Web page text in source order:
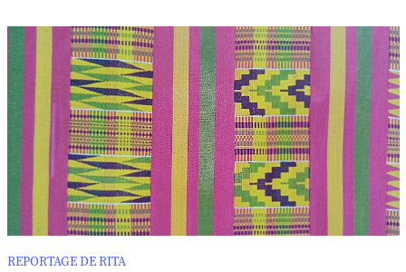
REPORTAGE DE RITA